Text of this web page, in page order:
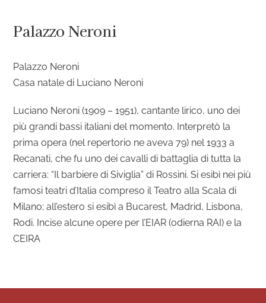
contenuto
Palazzo Neroni
Palazzo Neroni
Casa natale di Luciano Neroni
Luciano Neroni (1909 – 1951), cantante lirico, uno dei
più grandi bassi italiani del momento. Interpretò la
prima opera (nel repertorio ne aveva 79) nel 1933 a
Recanati, che fu uno dei cavalli di battaglia di tutta la
carriera: “Il barbiere di Siviglia” di Rossini. Si esibì nei più
famosi teatri d’Italia compreso il Teatro alla Scala di
Milano; all’estero si esibì a Bucarest, Madrid, Lisbona,
Rodi. Incise alcune opere per l’EIAR (odierna RAI) e la
CEIRA